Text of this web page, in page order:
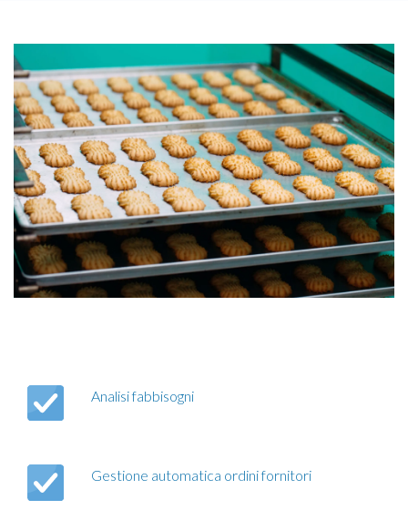
Analisi fabbisogni
Gestione automatica ordini fornitori